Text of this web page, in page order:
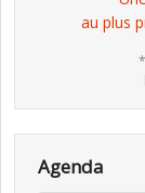
au plus
Agenda